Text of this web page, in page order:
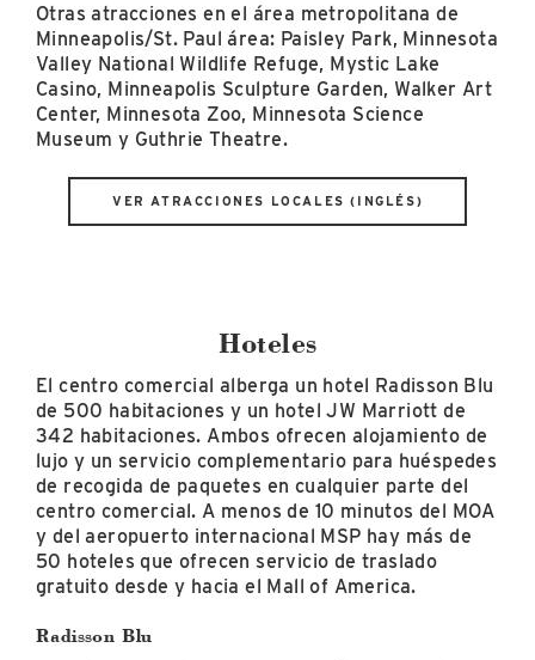
Otras atracciones en el área metropolitana de
Minneapolis/St. Paul área: Paisley Park, Minnesota
Valley National Wildlife Refuge, Mystic Lake
Casino, Minneapolis Sculpture Garden, Walker Art
Center, Minnesota Zoo, Minnesota Science
Museum y Guthrie Theatre.
VER ATRACCIONES LOCALES (INGLÉS)
Hoteles
El centro comercial alberga un hotel Radisson Blu
de 500 habitaciones y un hotel JW Marriott de
342 habitaciones. Ambos ofrecen alojamiento de
lujo y un servicio complementario para huéspedes
de recogida de paquetes en cualquier parte del
centro comercial. A menos de 10 minutos del MOA
y del aeropuerto internacional MSP hay más de
50 hoteles que ofrecen servicio de traslado
gratuito desde y hacia el Mall of America.
Radisson Blu